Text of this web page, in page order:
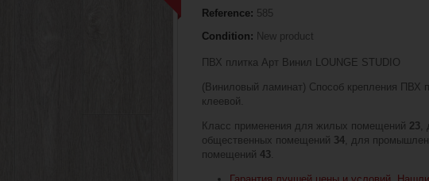
Reference: 585
Condition: New product
ПВХ плитка Арт Винил LOUNGE STUDIO
(Виниловый ламинат) Способ крепления ПВХ
клеевой.
Класс применения для жилых помещений 23 ,
общественных помещений 34, для
помещений 43 .